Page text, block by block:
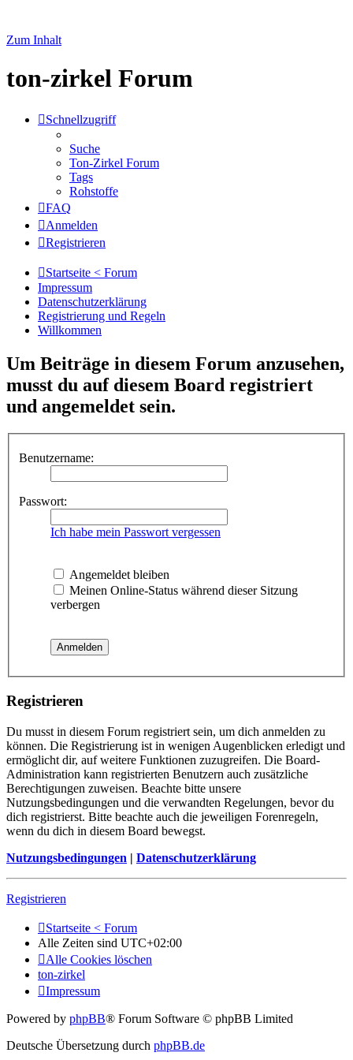
Zum Inhalt
ton-zirkel Forum
Schnellzugriff
Suche
Ton-Zirkel Forum
Tags
Rohstoffe
FAQ
Anmelden
Registrieren
Startseite < Forum
Impressum
Datenschutzerklärung
Registrierung und Regeln
Willkommen
Um Beiträge in diesem Forum anzusehen,
musst du auf diesem Board registriert
und angemeldet sein.
Benutzername:
Passwort:
Ich habe mein Passwort vergessen
Angemeldet bleiben
Meinen Online-Status während dieser Sitzung
verbergen
Registrieren
Du musst in diesem Forum registriert sein, um dich anmelden zu
können. Die Registrierung ist in wenigen Augenblicken erledigt und
ermöglicht dir, auf weitere Funktionen zuzugreifen. Die Board-
Administration kann registrierten Benutzern auch zusätzliche
Berechtigungen zuweisen. Beachte bitte unsere
Nutzungsbedingungen und die verwandten Regelungen, bevor du
dich registrierst. Bitte beachte auch die jeweiligen Forenregeln,
wenn du dich in diesem Board bewegst.
Nutzungsbedingungen | Datenschutzerklärung
Registrieren
Startseite < Forum
Alle Zeiten sind UTC+02:00
Alle Cookies löschen
ton-zirkel
Impressum
Powered by phpBB® Forum Software © phpBB Limited
Deutsche Übersetzung durch phpBB.de